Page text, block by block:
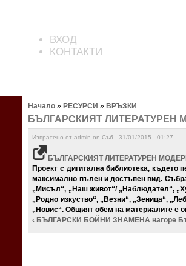
ВХОД
КОНТАКТИ
Начало » РЕСУРСИ » ВРЪЗКИ
БЪЛГАРСКИЯТ ЛИТЕРАТУРЕН
Изпратено от admin on Съб., 31/01/2015 - 01:27
БЪЛГАРСКИЯТ ЛИТЕРАТУРЕН
Проект с дигитална библиотека, където
максимално пълен и достъпен вид.
„Мисъл“, „Наш живот“/ „Наблюдател“,
„Родно изкуство“, „Везни“, „Зеница“,
„Новис“. Общият обем на материалите е
‹ БЪЛГАРСКИ БОЙНИ ЗНАМЕНА нагоре